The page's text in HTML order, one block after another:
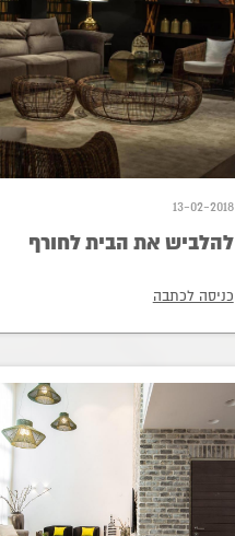
13-02-2018
להלביש את הבית לחורף
כניסה לכתבה